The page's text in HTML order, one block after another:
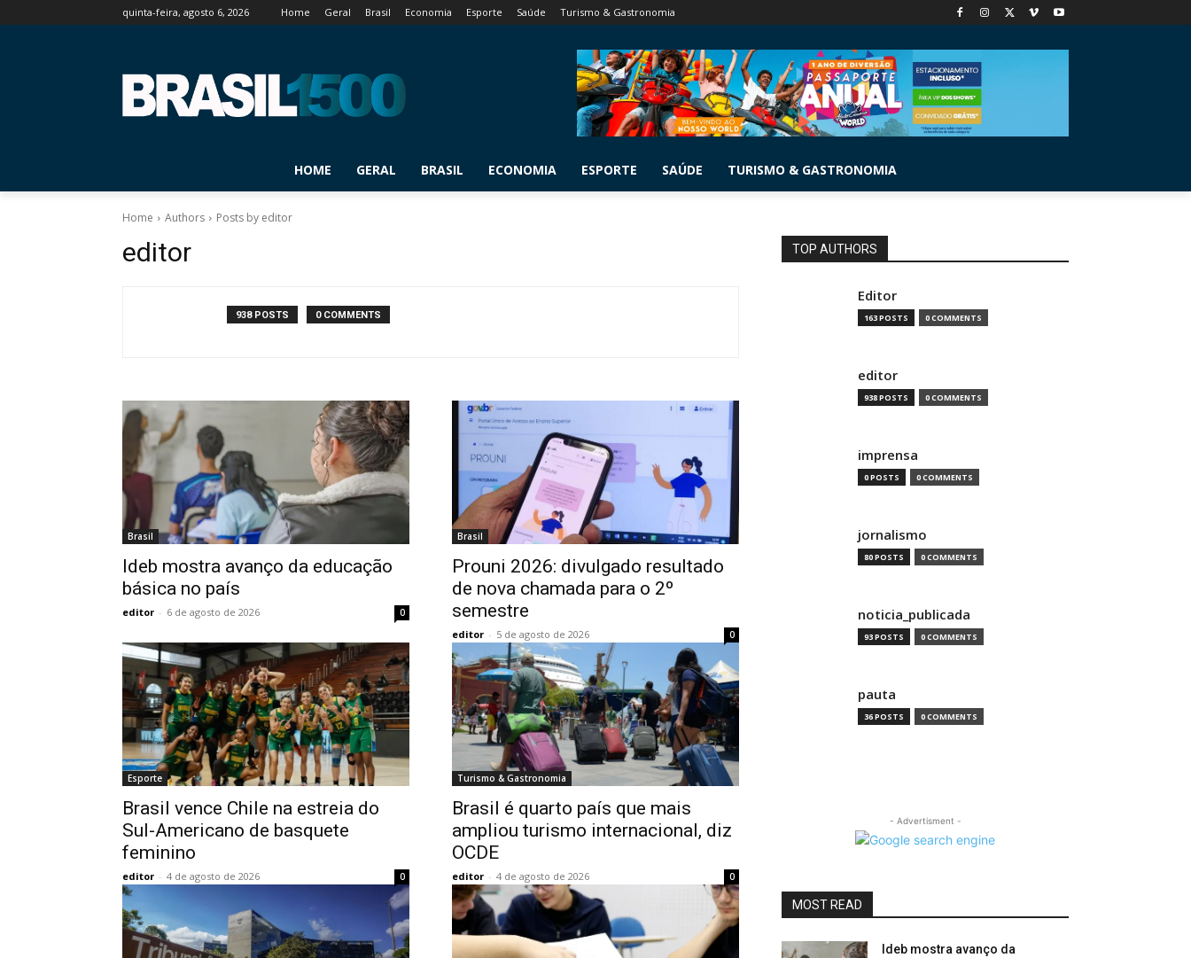
quinta-feira, agosto 6, 2026 Home Geral Brasil Economia Esporte Saúde Turismo & Gastronomia
HOME GERAL BRASIL ECONOMIA ESPORTE SAÚDE TURISMO & GASTRONOMIA
Home Authors Posts by editor
editor
938 POSTS 0 COMMENTS
Brasil
Ideb mostra avanço da educação
básica no país
editor - 6 de agosto de 2026 0
Brasil
Prouni 2026: divulgado resultado
de nova chamada para o 2º
semestre
editor - 5 de agosto de 2026 0
Esporte
Brasil vence Chile na estreia do
Sul-Americano de basquete
feminino
editor - 4 de agosto de 2026 0
Turismo & Gastronomia
Brasil é quarto país que mais
ampliou turismo internacional, diz
OCDE
editor - 4 de agosto de 2026 0
TOP AUTHORS
Editor
163 POSTS 0 COMMENTS
editor
938 POSTS 0 COMMENTS
imprensa
0 POSTS 0 COMMENTS
jornalismo
80 POSTS 0 COMMENTS
noticia_publicada
93 POSTS 0 COMMENTS
pauta
36 POSTS 0 COMMENTS
- Advertisment -
MOST READ
Ideb mostra avanço da